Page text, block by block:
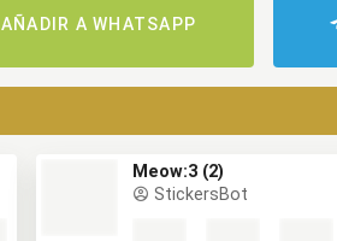
AÑADIR A WHATSAPP
Meow:3 (2)
StickersBot